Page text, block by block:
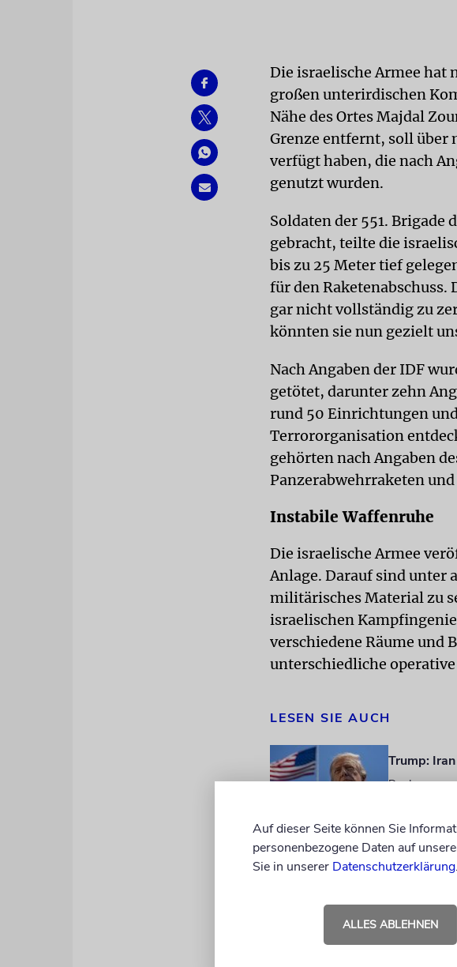
Die israelische Armee hat
großen unterirdischen
Nähe des Ortes Majdal
Grenze entfernt, soll über
verfügt haben, die nach
genutzt wurden.
Soldaten der 551.
gebracht, teilte die
bis zu 25 Meter tief
für den
gar nicht vollständig zu
könnten sie nun gezielt
Nach Angaben der IDF
getötet, darunter zehn
rund 50 Einrichtungen
Terrororganisation
gehörten nach Angaben
Panzerabwehrraketen
Instabile Waffenruhe
Die israelische Armee
Anlage. Darauf sind unter
militärisches Material zu
israelischen
verschiedene Räume und
unterschiedliche
LESEN SIE AUCH
Trump:
Der Iran
Empathie
Dunja Hayali
Recht. Was
Nordisrael
Auf dieser Seite können Sie
personenbezogene Daten auf
Sie in unserer Datenschutzerklärung.
ALLES ABLEHNEN